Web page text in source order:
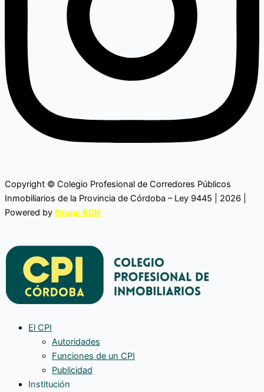
Copyright © Colegio Profesional de Corredores Públicos
Inmobiliarios de la Provincia de Córdoba – Ley 9445 | 2026 |
Powered by Grupo EON
El CPI
Autoridades
Funciones de un CPI
Publicidad
Institución